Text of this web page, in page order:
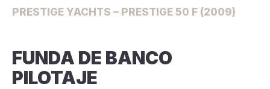
PRESTIGE YACHTS – PRESTIGE 50 F (2009)
FUNDA DE BANCO
PILOTAJE